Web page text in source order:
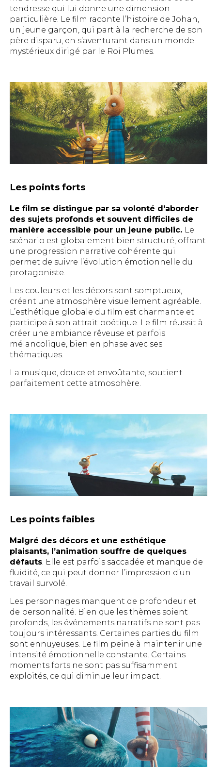
tendresse qui lui donne une dimension
particulière. Le film raconte l’histoire de Johan,
un jeune garçon, qui part à la recherche de son
père disparu, en s’aventurant dans un monde
mystérieux dirigé par le Roi Plumes.
Les points forts
Le film se distingue par sa volonté d'aborder
des sujets profonds et souvent difficiles de
manière accessible pour un jeune public. Le
scénario est globalement bien structuré, offrant
une progression narrative cohérente qui
permet de suivre l’évolution émotionnelle du
protagoniste.
Les couleurs et les décors sont somptueux,
créant une atmosphère visuellement agréable.
L’esthétique globale du film est charmante et
participe à son attrait poétique. Le film réussit à
créer une ambiance rêveuse et parfois
mélancolique, bien en phase avec ses
thématiques.
La musique, douce et envoûtante, soutient
parfaitement cette atmosphère.
Les points faibles
Malgré des décors et une esthétique
plaisants, l’animation souffre de quelques
défauts. Elle est parfois saccadée et manque de
fluidité, ce qui peut donner l’impression d’un
travail survolé.
Les personnages manquent de profondeur et
de personnalité. Bien que les thèmes soient
profonds, les événements narratifs ne sont pas
toujours intéressants. Certaines parties du film
sont ennuyeuses. Le film peine à maintenir une
intensité émotionnelle constante. Certains
moments forts ne sont pas suffisamment
exploités, ce qui diminue leur impact.